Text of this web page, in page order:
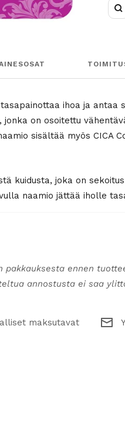
ihoa ja
on osoitettu
sisältää myös
kuidusta, joka on
naamio jättää iholle
ennen
annostusta ei saa
maksutavat